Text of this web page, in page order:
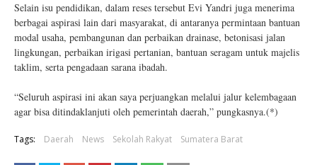
Selain isu pendidikan, dalam reses tersebut Evi Yandri juga menerima
berbagai aspirasi lain dari masyarakat, di antaranya permintaan bantuan
modal usaha, pembangunan dan perbaikan drainase, betonisasi jalan
lingkungan, perbaikan irigasi pertanian, bantuan seragam untuk majelis
taklim, serta pengadaan sarana ibadah.
“Seluruh aspirasi ini akan saya perjuangkan melalui jalur kelembagaan
agar bisa ditindaklanjuti oleh pemerintah daerah,” pungkasnya.(*)
Tags: Daerah News Sekolah Rakyat Sumatera Barat